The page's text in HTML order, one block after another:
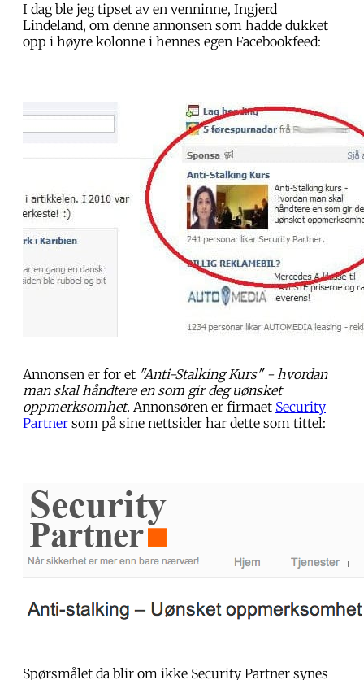
I dag ble jeg tipset av en venninne, Ingjerd
Lindeland, om denne annonsen som hadde dukket
opp i høyre kolonne i hennes egen Facebookfeed:
Annonsen er for et "Anti-Stalking Kurs" - hvordan
man skal håndtere en som gir deg uønsket
oppmerksomhet. Annonsøren er firmaet Security
Partner som på sine nettsider har dette som tittel:
Spørsmålet da blir om ikke Security Partner synes